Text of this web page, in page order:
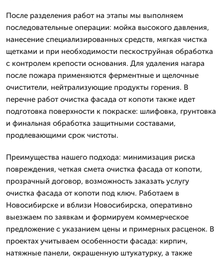
После разделения работ на этапы мы выполняем
последовательные операции: мойка высокого давления,
нанесение специализированных средств, мягкая чистка
щетками и при необходимости пескоструйная обработка
с контролем крепости основания. Для удаления нагара
после пожара применяются ферментные и щелочные
очистители, нейтрализующие продукты горения. В
перечне работ очистка фасада от копоти также идет
подготовка поверхности к покраске: шлифовка, грунтовка
и финальная обработка защитными составами,
продлевающими срок чистоты.
Преимущества нашего подхода: минимизация риска
повреждения, четкая смета очистка фасада от копоти,
прозрачный договор, возможность заказать услугу
очистка фасада от копоти под ключ. Работаем в
Новосибирске и вблизи Новосибирска, оперативно
выезжаем по заявкам и формируем коммерческое
предложение с указанием цены и примерных расценок. В
проектах учитываем особенности фасада: кирпич,
натяжные панели, окрашенную штукатурку, а также